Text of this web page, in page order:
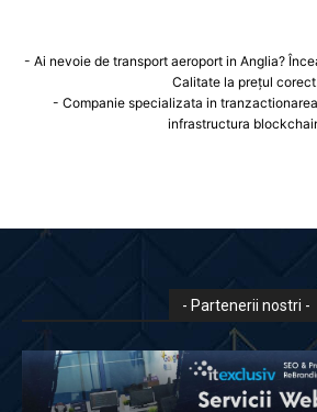
- Ai nevoie de transport aeroport in Anglia?
Calitate la prețul corect.
- Companie specializata in
infrastructura
- Partenerii nostri -